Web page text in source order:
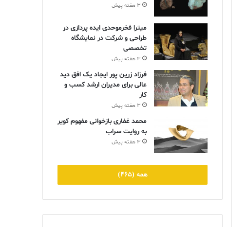
3 هفته پیش
میترا فخرموحدی ایده پردازی در
طراحی و شرکت در نمایشگاه
تخصصی
3 هفته پیش
فرزاد زرین پور ایجاد یک افق دید
عالی برای مدیران ارشد کسب و
کار
3 هفته پیش
محمد غفاری بازخوانی مفهوم کویر
به روایت سراب
3 هفته پیش
همه (465)